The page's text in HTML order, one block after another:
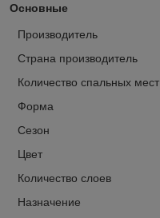
Основные
Производитель
Страна производитель
Количество спальных мест
Форма
Сезон
Цвет
Количество слоев
Назначение